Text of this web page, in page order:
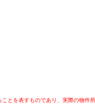
とを表すものであり、実際の物件